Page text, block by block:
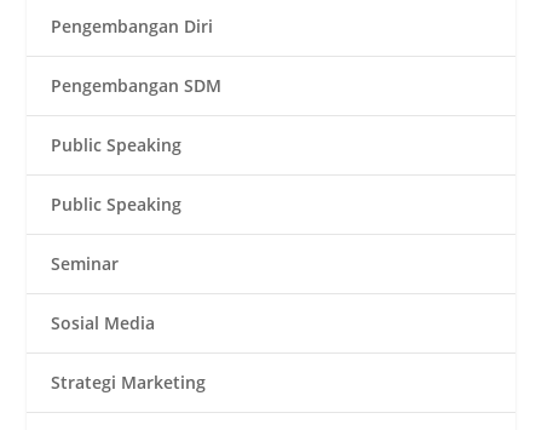
Pengembangan Diri
Pengembangan SDM
Public Speaking
Public Speaking
Seminar
Sosial Media
Strategi Marketing